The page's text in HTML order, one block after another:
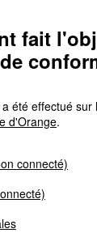
fait
été effectué
d'Orange.
connecté)